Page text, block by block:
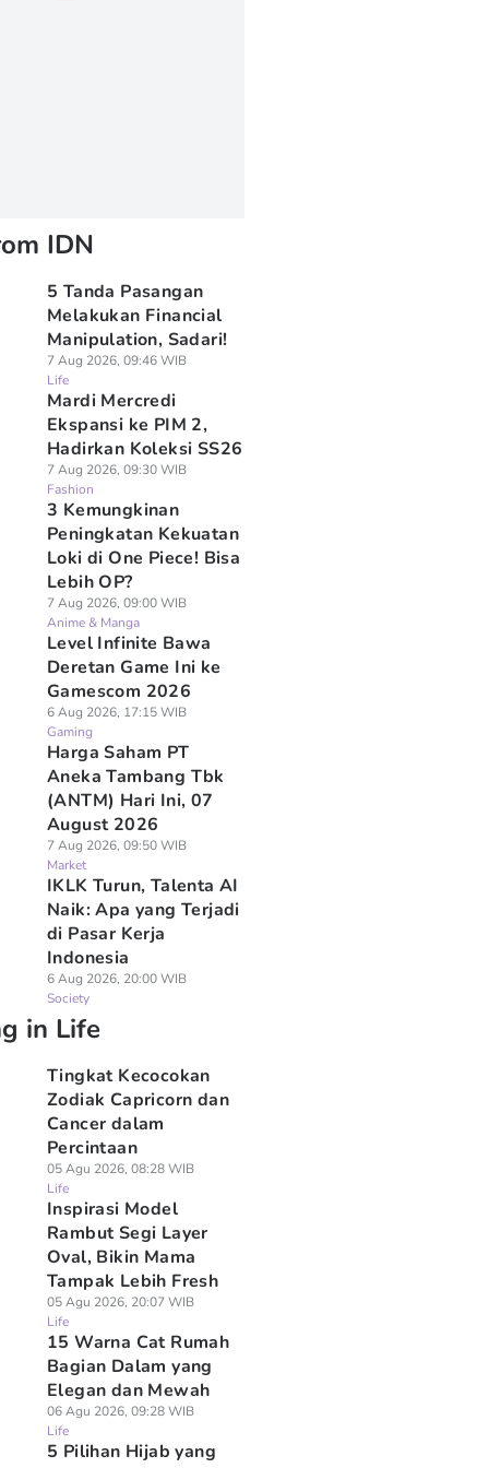
IDN
5 Tanda Pasangan
Melakukan Financial
Manipulation, Sadari!
7 Aug 2026, 09:46 WIB
Life
Mardi Mercredi
Ekspansi ke PIM 2,
Hadirkan Koleksi SS26
7 Aug 2026, 09:30 WIB
Fashion
3 Kemungkinan
Peningkatan Kekuatan
Loki di One Piece! Bisa
Lebih OP?
7 Aug 2026, 09:00 WIB
Anime & Manga
Level Infinite Bawa
Deretan Game Ini ke
Gamescom 2026
6 Aug 2026, 17:15 WIB
Gaming
Harga Saham PT
Aneka Tambang Tbk
(ANTM) Hari Ini, 07
August 2026
7 Aug 2026, 09:50 WIB
Market
IKLK Turun, Talenta AI
Naik: Apa yang Terjadi
di Pasar Kerja
Indonesia
6 Aug 2026, 20:00 WIB
Society
in Life
Tingkat Kecocokan
Zodiak Capricorn dan
Cancer dalam
Percintaan
05 Agu 2026, 08:28 WIB
Life
Inspirasi Model
Rambut Segi Layer
Oval, Bikin Mama
Tampak Lebih Fresh
05 Agu 2026, 20:07 WIB
Life
15 Warna Cat Rumah
Bagian Dalam yang
Elegan dan Mewah
06 Agu 2026, 09:28 WIB
Life
5 Pilihan Hijab yang